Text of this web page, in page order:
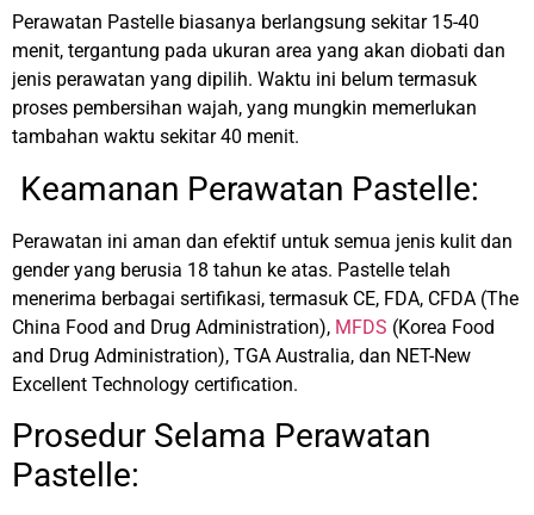
Perawatan Pastelle biasanya berlangsung sekitar 15-40
menit, tergantung pada ukuran area yang akan diobati dan
jenis perawatan yang dipilih. Waktu ini belum termasuk
proses pembersihan wajah, yang mungkin memerlukan
tambahan waktu sekitar 40 menit.
Keamanan Perawatan Pastelle:
Perawatan ini aman dan efektif untuk semua jenis kulit dan
gender yang berusia 18 tahun ke atas. Pastelle telah
menerima berbagai sertifikasi, termasuk CE, FDA, CFDA (The
China Food and Drug Administration), MFDS (Korea Food
and Drug Administration), TGA Australia, dan NET-New
Excellent Technology certification.
Prosedur Selama Perawatan
Pastelle: